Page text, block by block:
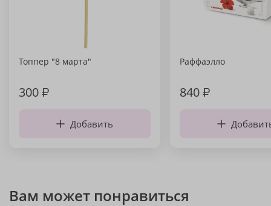
Топпер "8 марта"
300₽
Добавить
Раффаэлло
840₽
Вам может понравиться